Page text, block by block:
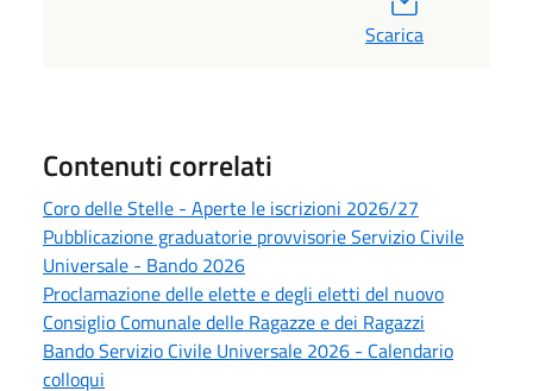
Scarica
Contenuti correlati
Coro delle Stelle - Aperte le iscrizioni 2026/27
Pubblicazione graduatorie provvisorie Servizio Civile
Universale - Bando 2026
Proclamazione delle elette e degli eletti del nuovo
Consiglio Comunale delle Ragazze e dei Ragazzi
Bando Servizio Civile Universale 2026 - Calendario
colloqui